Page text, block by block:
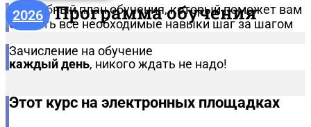
Программа обучения
2026
Подробный план обучения, который поможет вам
освоить все необходимые навыки шаг за шагом
Зачисление на обучение
каждый день, никого ждать не надо!
Этот курс на электронных площадках